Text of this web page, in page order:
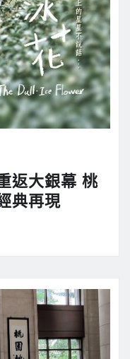
返大銀幕 桃
典再現